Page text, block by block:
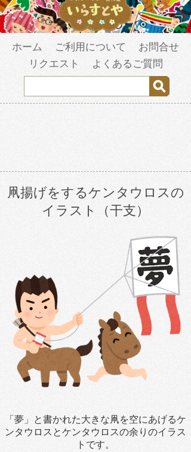
ホーム ご利用について
お問合せ
リクエスト
よくあるご質問
凧揚げをするケンタウロスの
イラスト（干支）
「夢」と書かれた大きな凧を空にあげるケ
ンタウロスとケンタウロスの余りのイラス
トです。